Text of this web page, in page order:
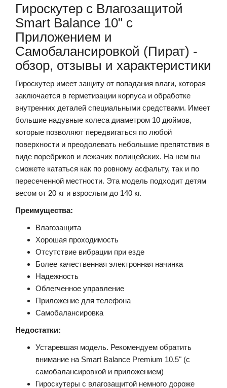
Гироскутер с Влагозащитой
Smart Balance 10" c
Приложением и
Самобалансировкой (Пират) -
обзор, отзывы и характеристики
Гироскутер имеет защиту от попадания влаги, которая
заключается в герметизации корпуса и обработке
внутренних деталей специальными средствами. Имеет
большие надувные колеса диаметром 10 дюймов,
которые позволяют передвигаться по любой
поверхности и преодолевать небольшие препятствия в
виде поребриков и лежачих полицейских. На нем вы
сможете кататься как по ровному асфальту, так и по
пересеченной местности. Эта модель подходит детям
весом от 20 кг и взрослым до 140 кг.
Преимущества:
Влагозащита
Хорошая проходимость
Отсутствие вибрации при езде
Более качественная электронная начинка
Надежность
Облегченное управление
Приложение для телефона
Самобалансировка
Недостатки:
Устаревшая модель. Рекомендуем обратить
внимание на Smart Balance Premium 10.5" (с
самобалансировкой и приложением)
Гироскутеры с влагозащитой немного дороже